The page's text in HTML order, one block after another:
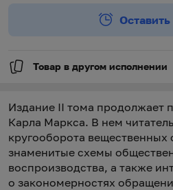
Оставить
Товар в другом исполнении
Издание II тома продолжает
Карла Маркса. В нем
кругооборота вещественных
знаменитые схемы
воспроизводства, а также
о закономерностях